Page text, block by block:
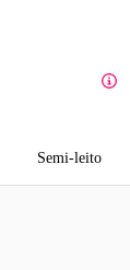
Semi-leito